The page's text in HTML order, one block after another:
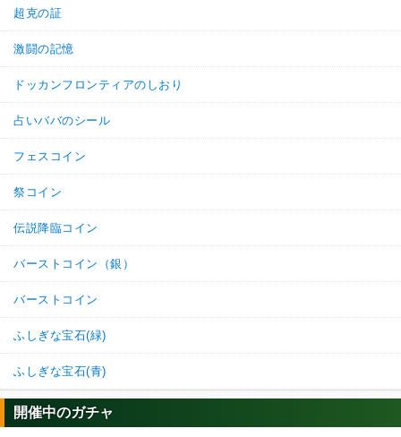
超克の証
激闘の記憶
ドッカンフロンティアのしおり
占いババのシール
フェスコイン
祭コイン
伝説降臨コイン
バーストコイン（銀）
バーストコイン
ふしぎな宝石(緑)
ふしぎな宝石(青)
開催中のガチャ